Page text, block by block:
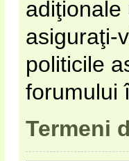
adiţionale
asiguraţi-
politicile
forumului
Termeni